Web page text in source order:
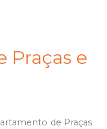
Praças e
de Praças